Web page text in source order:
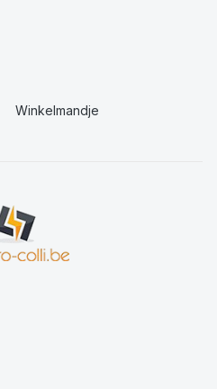
Winkelmandje